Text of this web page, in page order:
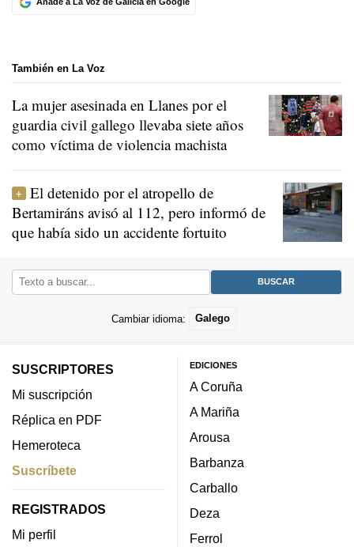
También en La Voz
La mujer asesinada en Llanes por el
guardia civil gallego llevaba siete años
como víctima de violencia machista
El detenido por el atropello de
Bertamiráns avisó al 112, pero informó de
que había sido un accidente fortuito
Cambiar idioma: Galego
SUSCRIPTORES
Mi suscripción
Réplica en PDF
Hemeroteca
Suscríbete
REGISTRADOS
Mi perfil
EDICIONES
A Coruña
A Mariña
Arousa
Barbanza
Carballo
Deza
Ferrol